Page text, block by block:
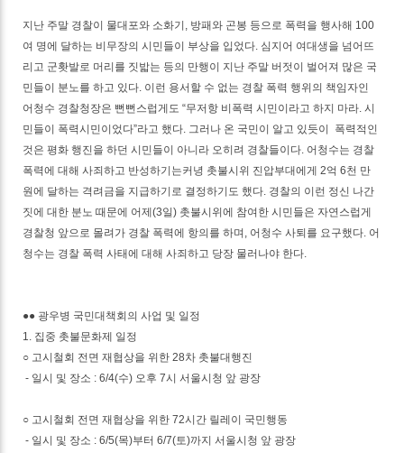
지난 주말 경찰이 물대포와 소화기, 방패와 곤봉 등으로 폭력을 행사해 100
여 명에 달하는 비무장의 시민들이 부상을 입었다. 심지어 여대생을 넘어뜨
리고 군홧발로 머리를 짓밟는 등의 만행이 지난 주말 버젓이 벌어져 많은 국
민들이 분노를 하고 있다. 이런 용서할 수 없는 경찰 폭력 행위의 책임자인
어청수 경찰청장은 뻔뻔스럽게도 “무저항 비폭력 시민이라고 하지 마라. 시
민들이 폭력시민이었다”라고 했다. 그러나 온 국민이 알고 있듯이 폭력적인
것은 평화 행진을 하던 시민들이 아니라 오히려 경찰들이다. 어청수는 경찰
폭력에 대해 사죄하고 반성하기는커녕 촛불시위 진압부대에게 2억 6천 만
원에 달하는 격려금을 지급하기로 결정하기도 했다. 경찰의 이런 정신 나간
짓에 대한 분노 때문에 어제(3일) 촛불시위에 참여한 시민들은 자연스럽게
경찰청 앞으로 몰려가 경찰 폭력에 항의를 하며, 어청수 사퇴를 요구했다. 어
청수는 경찰 폭력 사태에 대해 사죄하고 당장 물러나야 한다.
●● 광우병 국민대책회의 사업 및 일정
1. 집중 촛불문화제 일정
○ 고시철회 전면 재협상을 위한 28차 촛불대행진
- 일시 및 장소 : 6/4(수) 오후 7시 서울시청 앞 광장
○ 고시철회 전면 재협상을 위한 72시간 릴레이 국민행동
- 일시 및 장소 : 6/5(목)부터 6/7(토)까지 서울시청 앞 광장